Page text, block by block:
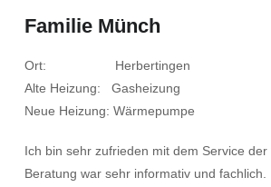
Familie Münch
Ort: Herbertingen
Alte Heizung: Gasheizung
Neue Heizung: Wärmepumpe
Ich bin sehr zufrieden mit dem Service der
Beratung war sehr informativ und fachlich.